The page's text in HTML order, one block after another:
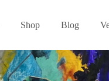
Shop Blog